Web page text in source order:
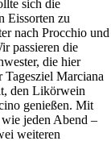
sich die
Eissorten zu
nach Procchio und
passieren die
die hier
Tagesziel Marciana
den Likörwein
genießen. Mit
jeden Abend –
weiteren